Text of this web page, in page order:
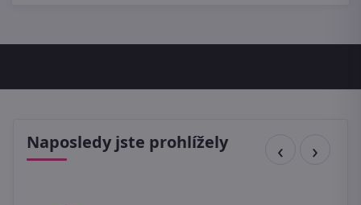
Naposledy jste prohlížely